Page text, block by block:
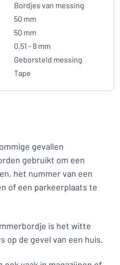
Bordjes van messing
50 mm
50 mm
0,51 - 8 mm
Geborsteld messing
Tape
gevallen
gebruikt om een
het nummer van een
of een parkeerplaats te
is het witte
op de gevel van een huis.